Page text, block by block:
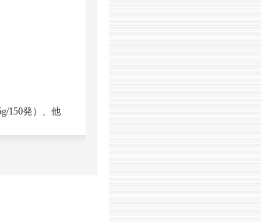
150発）、他